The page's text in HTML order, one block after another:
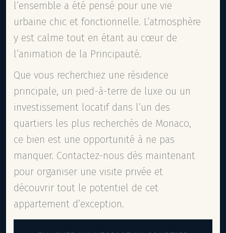
l’ensemble a été pensé pour une vie
urbaine chic et fonctionnelle. L’atmosphère
y est calme tout en étant au cœur de
l’animation de la Principauté.
Que vous recherchiez une résidence
principale, un pied-à-terre de luxe ou un
investissement locatif dans l’un des
quartiers les plus recherchés de Monaco,
ce bien est une opportunité à ne pas
manquer. Contactez-nous dès maintenant
pour organiser une visite privée et
découvrir tout le potentiel de cet
appartement d’exception.